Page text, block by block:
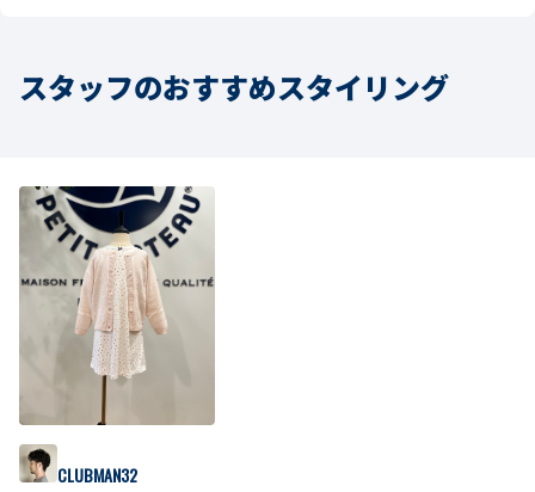
スタッフのおすすめスタイリング
CLUBMAN32